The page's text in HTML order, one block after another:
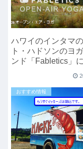
ハワイのインタマ
ト・ハドソンのヨ
ンド「Fabletics」
おすすめ情報